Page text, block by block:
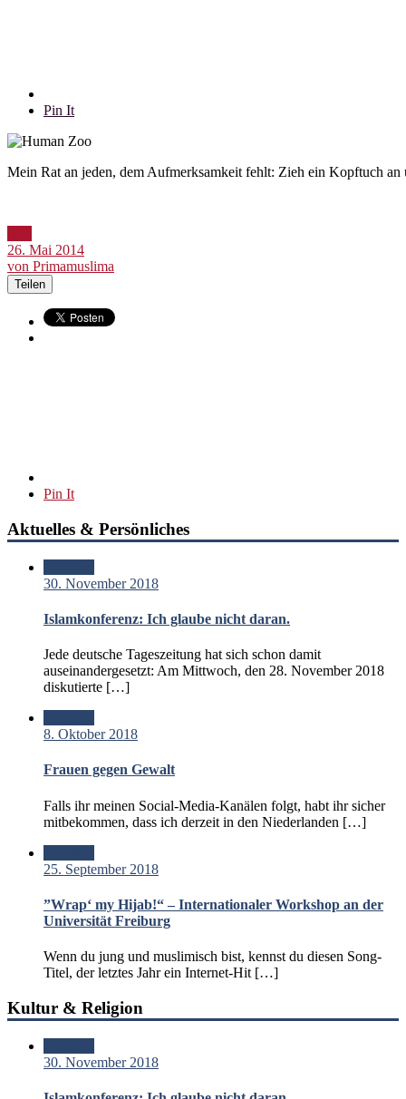
Pin It
Mein Rat an jeden, dem Aufmerksamkeit fehlt: Zieh ein Kopftuch an
26. Mai 2014
von Primamuslima
Teilen
Pin It
Aktuelles & Persönliches
30. November 2018
Islamkonferenz: Ich glaube nicht daran.
Jede deutsche Tageszeitung hat sich schon damit
auseinandergesetzt: Am Mittwoch, den 28. November 2018
diskutierte […]
8. Oktober 2018
Frauen gegen Gewalt
Falls ihr meinen Social-Media-Kanälen folgt, habt ihr sicher
mitbekommen, dass ich derzeit in den Niederlanden […]
25. September 2018
”Wrap‘ my Hijab!“ – Internationaler Workshop an der
Universität Freiburg
Wenn du jung und muslimisch bist, kennst du diesen Song-
Titel, der letztes Jahr ein Internet-Hit […]
Kultur & Religion
30. November 2018